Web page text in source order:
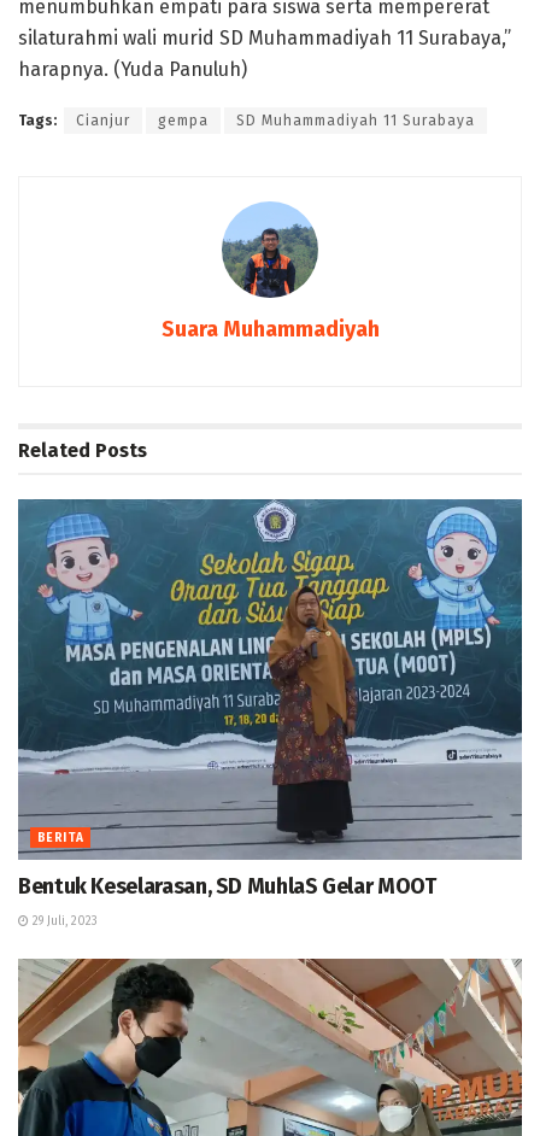
menumbuhkan empati para siswa serta mempererat
silaturahmi wali murid SD Muhammadiyah 11 Surabaya,”
harapnya. (Yuda Panuluh)
Tags: Cianjur gempa SD Muhammadiyah 11 Surabaya
Suara Muhammadiyah
Related Posts
BERITA
Bentuk Keselarasan, SD MuhlaS Gelar MOOT
29 Juli, 2023